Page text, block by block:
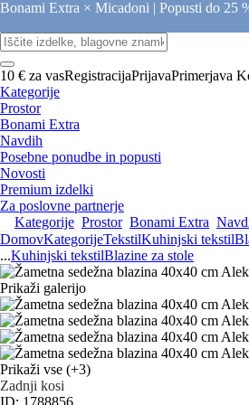
Bonami Extra × Micadoni | Popusti do 25
10 € za vasRegistracijaPrijavaPrimerjava
Kategorije
Prostor
Bonami Extra
Navdih
Posebne ponudbe in popusti
Novosti
Premium izdelki
Za poslovne partnerje
Kategorije Prostor Bonami Extra
DomovKategorijeTekstilKuhinjski tekstil
...Kuhinjski tekstilBlazine za stole
Prikaži galerijo
Prikaži vse (+3)
Zadnji kosi
ID: 1788856